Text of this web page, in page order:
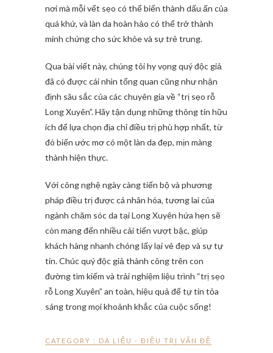
nơi mà mỗi vết sẹo có thể biến thành dấu ấn của
quá khứ, và làn da hoàn hảo có thể trở thành
minh chứng cho sức khỏe và sự trẻ trung.
Qua bài viết này, chúng tôi hy vọng quý độc giả
đã có được cái nhìn tổng quan cũng như nhận
định sâu sắc của các chuyên gia về “trị sẹo rỗ
Long Xuyên”. Hãy tận dụng những thông tin hữu
ích để lựa chọn địa chỉ điều trị phù hợp nhất, từ
đó biến ước mơ có một làn da đẹp, mịn màng
thành hiện thực.
Với công nghệ ngày càng tiến bộ và phương
pháp điều trị được cá nhân hóa, tương lai của
ngành chăm sóc da tại Long Xuyên hứa hẹn sẽ
còn mang đến nhiều cải tiến vượt bậc, giúp
khách hàng nhanh chóng lấy lại vẻ đẹp và sự tự
tin. Chúc quý độc giả thành công trên con
đường tìm kiếm và trải nghiệm liệu trình “trị sẹo
rỗ Long Xuyên” an toàn, hiệu quả để tự tin tỏa
sáng trong mọi khoảnh khắc của cuộc sống!
CATEGORY : DA LIỄU - ĐIỀU TRỊ VẤN ĐỀ